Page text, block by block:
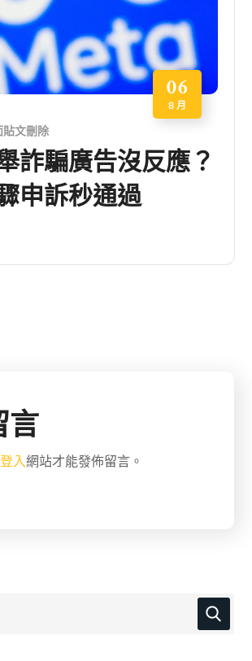
06
8 月
貼文刪除
詐騙廣告沒反應？
申訴秒通過
登入網站才能發佈留言。